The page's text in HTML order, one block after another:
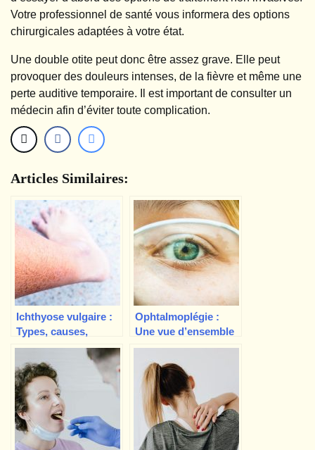
Votre professionnel de santé vous informera des options
chirurgicales adaptées à votre état.
Une double otite peut donc être assez grave. Elle peut
provoquer des douleurs intenses, de la fièvre et même une
perte auditive temporaire. Il est important de consulter un
médecin afin d’éviter toute complication.
Articles Similaires:
Ichthyose vulgaire :
Types, causes,
symptômes,
diagnostic,
traitement,
complications
Ophtalmoplégie :
Une vue d’ensemble
des causes, des
symptômes et du
traitement